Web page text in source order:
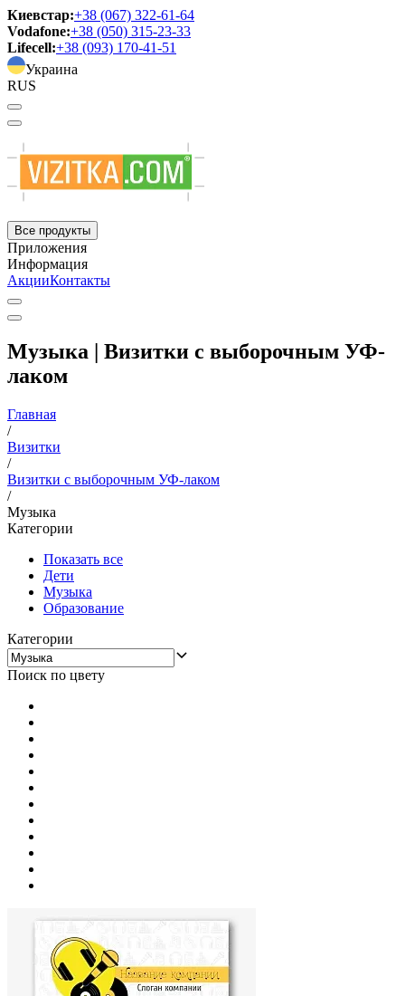
Киевстар:+38 (067) 322-61-64
Vodafone:+38 (050) 315-23-33
Lifecell:+38 (093) 170-41-51
Украина
RUS
Все продукты
Приложения
Информация
АкцииКонтакты
Музыка | Визитки с выборочным УФ-
лаком
Главная
/
Визитки
/
Визитки с выборочным УФ-лаком
/
Музыка
Категории
Показать все
Дети
Музыка
Образование
Категории
Поиск по цвету